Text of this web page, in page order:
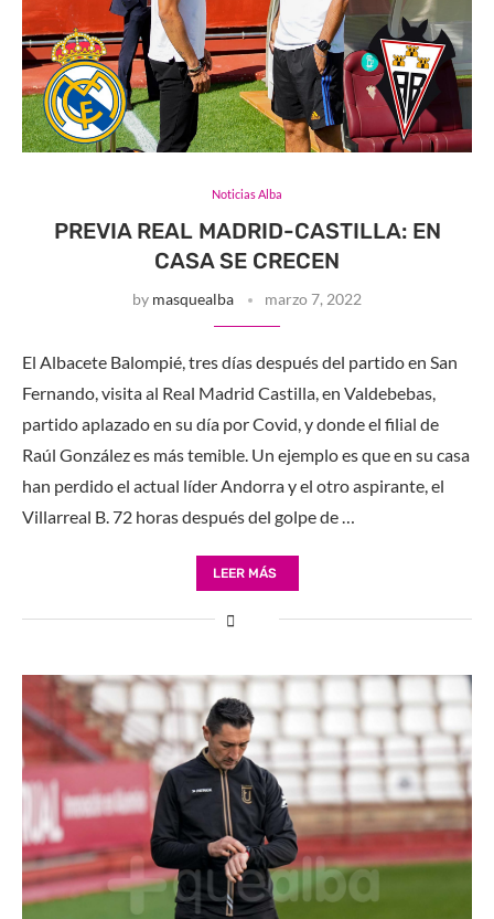
Noticias Alba
PREVIA REAL MADRID-CASTILLA: EN
CASA SE CRECEN
by masquealba marzo 7, 2022
El Albacete Balompié, tres días después del partido en San
Fernando, visita al Real Madrid Castilla, en Valdebebas,
partido aplazado en su día por Covid, y donde el filial de
Raúl González es más temible. Un ejemplo es que en su casa
han perdido el actual líder Andorra y el otro aspirante, el
Villarreal B. 72 horas después del golpe de …
LEER MÁS